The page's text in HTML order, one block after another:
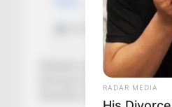
Ofertat e shumta drejt tij
firmosur marrëveshjen e
RADAR MEDIA